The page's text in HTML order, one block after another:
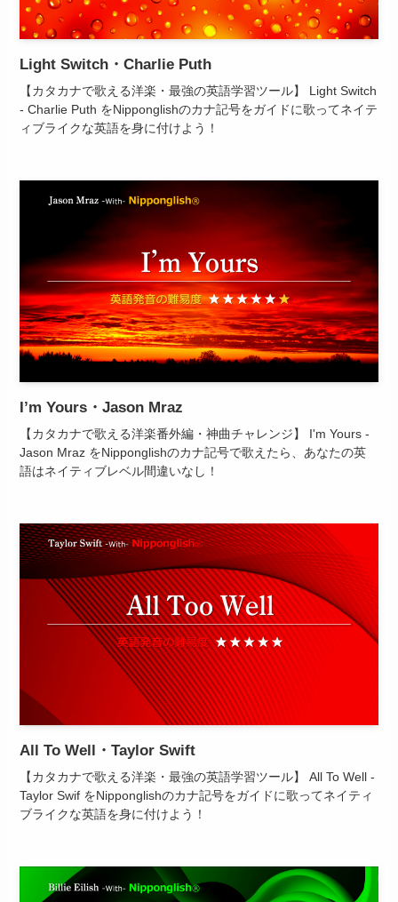
Light Switch・Charlie Puth
【カタカナで歌える洋楽・最強の英語学習ツール】 Light Switch
- Charlie Puth をNipponglishのカナ記号をガイドに歌ってネイテ
ィブライクな英語を身に付けよう！
I’m Yours・Jason Mraz
【カタカナで歌える洋楽番外編・神曲チャレンジ】 I'm Yours -
Jason Mraz をNipponglishのカナ記号で歌えたら、あなたの英
語はネイティブレベル間違いなし！
All To Well・Taylor Swift
【カタカナで歌える洋楽・最強の英語学習ツール】 All To Well -
Taylor Swif をNipponglishのカナ記号をガイドに歌ってネイティ
ブライクな英語を身に付けよう！